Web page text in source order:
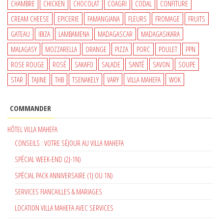
CHAMBRE
CHICKEN CHOCOLAT COAGRI CODAL
CONFITURE
CREAM CHEESE
EPICERIE FAMANGIANA FLEURS FROMAGE
FRUITS
GATEAU
IBIZA LAMBAMENA MADAGASCAR
MADAGASIKARA
MALAGASY
MOZZARELLA ORANGE PIZZA PORC POULET
PPN
ROSE ROUGE
ROSÉ SAKAFO SALADE SANTÉ SAVON
SOUPE
STAR
TAJINE THB TSENAKELY VARY VILLA MAHEFA WOK
COMMANDER
HÔTEL VILLA MAHEFA
CONSEILS : VOTRE SÉJOUR AU VILLA MAHEFA
SPÉCIAL WEEK-END (2J-1N)
SPÉCIAL PACK ANNIVERSAIRE (1J OU 1N)
SERVICES FIANCAILLES & MARIAGES
LOCATION VILLA MAHEFA AVEC SERVICES